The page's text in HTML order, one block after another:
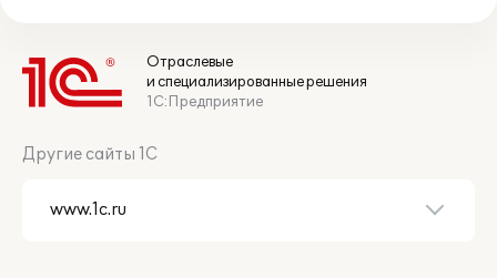
Отраслевые
и специализированные решения
1С:Предприятие
Другие сайты 1С